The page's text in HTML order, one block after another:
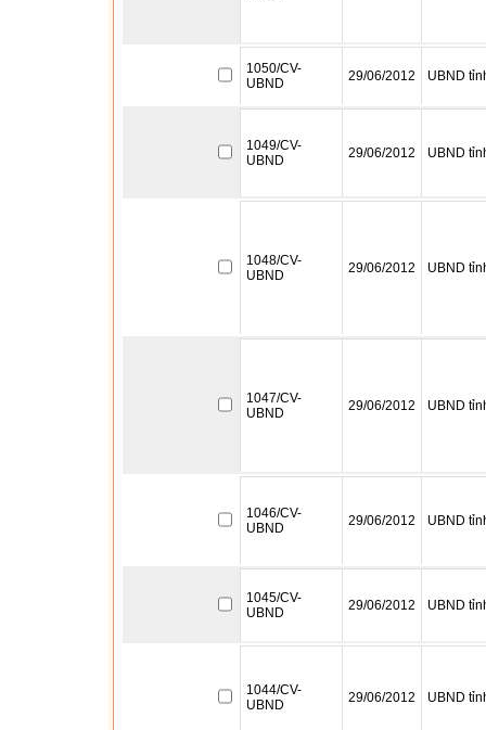
1050/CV-
UBND
29/06/2012 UBND
1049/CV-
UBND
29/06/2012 UBND
1048/CV-
UBND
29/06/2012 UBND
1047/CV-
UBND
29/06/2012 UBND
1046/CV-
UBND
29/06/2012 UBND
1045/CV-
UBND
29/06/2012 UBND
1044/CV-
UBND
29/06/2012 UBND